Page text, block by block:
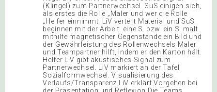
(Klingel) zum Partnerwechsel. SuS einigen sich,
als erstes die Rolle „Maler und wer die Rolle
„Helfer einnimmt. LiV verteilt Material und SuS
beginnen mit der Arbeit: eine S. bzw. ein S. malt
mithilfe magnetischer Gegenstände ein Bild und
der Gewährleistung des Rollenwechsels Maler
und Teampartner hilft, indem er den Karton hält.
Helfer LiV gibt akustisches Signal zum
Partnerwechsel. LiV markiert an der Tafel
Sozialformwechsel. Visualisierung des
Verlaufs/Transparenz LiV erklärt Vorgehen bei
der Präsentation und Reflexion Die Teams